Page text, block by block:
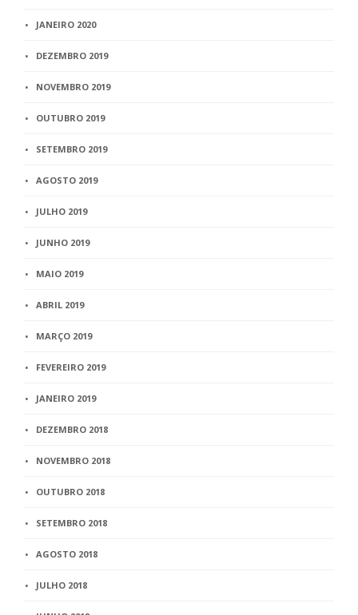
JANEIRO 2020
DEZEMBRO 2019
NOVEMBRO 2019
OUTUBRO 2019
SETEMBRO 2019
AGOSTO 2019
JULHO 2019
JUNHO 2019
MAIO 2019
ABRIL 2019
MARÇO 2019
FEVEREIRO 2019
JANEIRO 2019
DEZEMBRO 2018
NOVEMBRO 2018
OUTUBRO 2018
SETEMBRO 2018
AGOSTO 2018
JULHO 2018